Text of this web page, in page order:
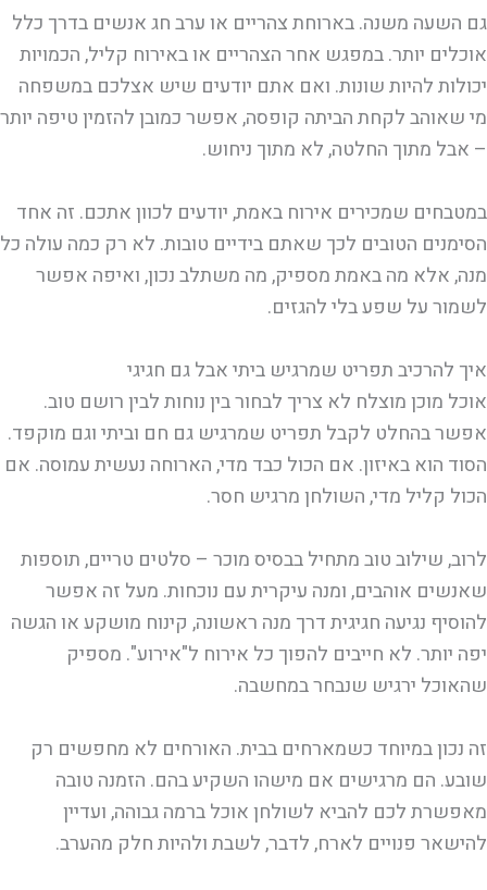
גם השעה משנה. בארוחת צהריים או ערב חג אנשים בדרך כלל
אוכלים יותר. במפגש אחר הצהריים או באירוח קליל, הכמויות
יכולות להיות שונות. ואם אתם יודעים שיש אצלכם במשפחה
מי שאוהב לקחת הביתה קופסה, אפשר כמובן להזמין טיפה יותר
– אבל מתוך החלטה, לא מתוך ניחוש.
במטבחים שמכירים אירוח באמת, יודעים לכוון אתכם. זה אחד
הסימנים הטובים לכך שאתם בידיים טובות. לא רק כמה עולה כל
מנה, אלא מה באמת מספיק, מה משתלב נכון, ואיפה אפשר
לשמור על שפע בלי להגזים.
איך להרכיב תפריט שמרגיש ביתי אבל גם חגיגי
אוכל מוכן מוצלח לא צריך לבחור בין נוחות לבין רושם טוב.
אפשר בהחלט לקבל תפריט שמרגיש גם חם וביתי וגם מוקפד.
הסוד הוא באיזון. אם הכול כבד מדי, הארוחה נעשית עמוסה. אם
הכול קליל מדי, השולחן מרגיש חסר.
לרוב, שילוב טוב מתחיל בבסיס מוכר – סלטים טריים, תוספות
שאנשים אוהבים, ומנה עיקרית עם נוכחות. מעל זה אפשר
להוסיף נגיעה חגיגית דרך מנה ראשונה, קינוח מושקע או הגשה
יפה יותר. לא חייבים להפוך כל אירוח ל"אירוע". מספיק
שהאוכל ירגיש שנבחר במחשבה.
זה נכון במיוחד כשמארחים בבית. האורחים לא מחפשים רק
שובע. הם מרגישים אם מישהו השקיע בהם. הזמנה טובה
מאפשרת לכם להביא לשולחן אוכל ברמה גבוהה, ועדיין
להישאר פנויים לארח, לדבר, לשבת ולהיות חלק מהערב.